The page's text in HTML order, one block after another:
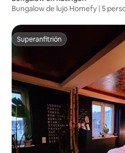
Bungalow de lujo Homefy | 5
Superanfitrión
Superanfitrión